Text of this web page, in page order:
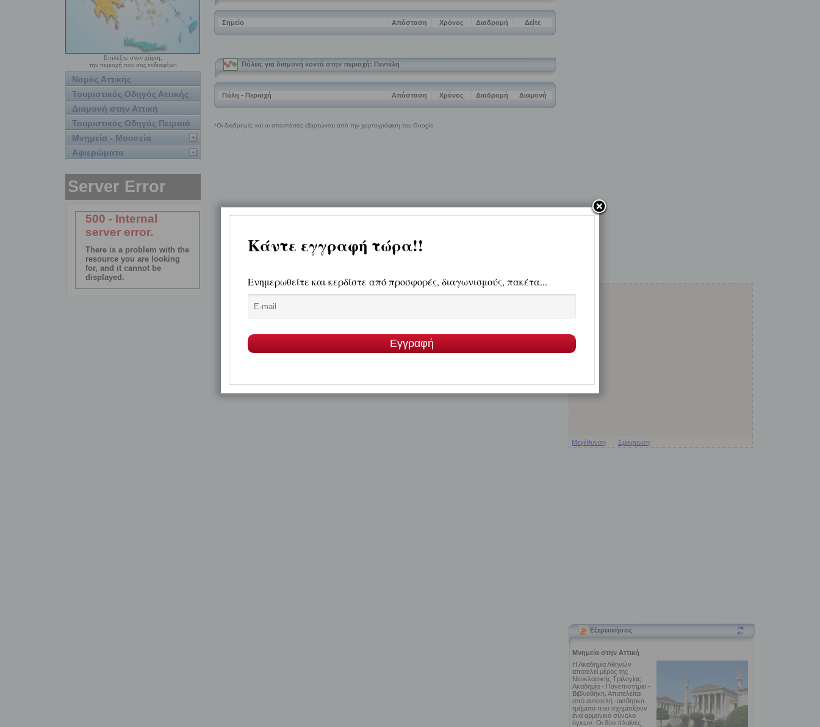
Επιλέξτε στον χάρτη,
την περιοχή που σας ενδιαφέρει
Νομός Αττικής
Τουριστικός Οδηγός Αττικής
Διαμονή στην Αττική
Τουριστικός Οδηγός Πειραιά
Μνημεία - Μουσεία
Αφιερώματα
Μεγέθυνση Σμίκρυνση
Εξερευνήσεις